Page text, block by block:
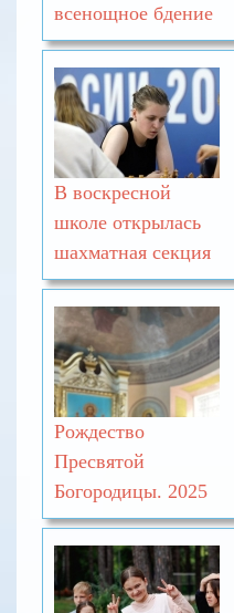
всенощное бдение
В воскресной
школе открылась
шахматная секция
Рождество
Пресвятой
Богородицы. 2025